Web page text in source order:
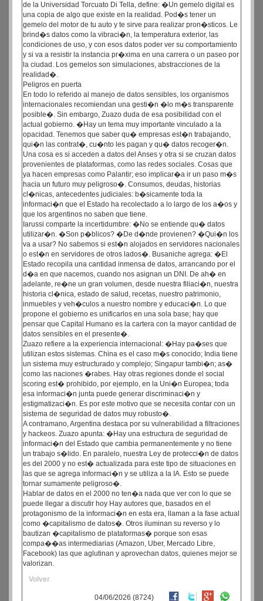
de la Universidad Torcuato Di Tella, define: �Un gemelo digital es
una copia de algo que existe en la realidad. Pod�s tener un
gemelo del motor de tu auto y te sirve para realizar pron�sticos. Le
brind�s datos como la vibraci�n, la temperatura exterior, las
condiciones de uso, y con esos datos poder ver su comportamiento
y si va a resistir la instancia pr�xima en una carrera o un paseo por
la ciudad. Los gemelos son simulaciones, abstracciones de la
realidad�.
Peligros en puerta
En todo lo referido al manejo de datos sensibles, los organismos
internacionales recomiendan una gesti�n �lo m�s transparente
posible�. Sin embargo, Zuazo duda de esa posibilidad con el
actual gobierno. �Hay un tema muy importante vinculado a la
opacidad. Tenemos que saber qu� empresas est�n trabajando,
qui�n las contrat�, cu�nto les pagan y qu� datos recoger�n.
Una cosa es si acceden a datos del Anses y otra si se cruzan datos
provenientes de plataformas, como las redes sociales. Cosas que
ya hacen empresas como Palantir; eso implicar�a ir un paso m�s
hacia un futuro muy peligroso�. Consumos, deudas, historias
cl�nicas, antecedentes judiciales: b�sicamente toda la
informaci�n que el Estado ha recolectado a lo largo de los a�os y
que los argentinos no saben que tiene.
Iarussi comparte la incertidumbre: �No se entiende qu� datos
utilizar�n. �Son p�blicos? �De d�nde provienen? �Qui�n los
va a usar? No sabemos si est�n alojados en servidores nacionales
o est�n en servidores de otros lados�. Busaniche agrega: �El
Estado recopila una cantidad inmensa de datos, arrancando por el
d�a en que nacemos, cuando nos asignan un DNI. De ah� en
adelante, re�ne un gran volumen, desde nuestra filiaci�n, nuestra
historia cl�nica, estado de salud, recetas, nuestro patrimonio,
inmuebles y veh�culos a nuestro nombre y educaci�n. Lo que
propone el gobierno es unificarlos en una sola base; hay que
pensar que Capital Humano es la cartera con la mayor cantidad de
datos sensibles en el presente�.
Zuazo refiere a la experiencia internacional: �Hay pa�ses que
utilizan estos sistemas. China es el caso m�s conocido; India tiene
un sistema muy estructurado y complejo; Singapur tambi�n; as�
como las naciones �rabes. Hay otras regiones donde el social
scoring est� prohibido, por ejemplo, en la Uni�n Europea; toda
esa informaci�n junta puede generar discriminaci�n y
estigmatizaci�n. Es por este motivo que se necesita contar con un
sistema de seguridad de datos muy robusto�.
A contramano, Argentina destaca por su vulnerabilidad a filtraciones
y hackeos. Zuazo apunta: �Hay una estructura de seguridad de
informaci�n del Estado que cambia permanentemente y no tiene
un trabajo s�lido. En paralelo, nuestra Ley de protecci�n de datos
es del 2000 y no est� actualizada para este tipo de situaciones en
las que se agrega informaci�n y se utiliza a la IA. Esto se puede
tornar sumamente peligroso�.
Hablar de datos en el 2000 no ten�a nada que ver con lo que se
puede llegar a discutir hoy Hay autores que, basados en el
protagonismo de la informaci�n en esta era, llaman a la fase actual
como �capitalismo de datos�. Otros iluminan su reverso y lo
bautizan �capitalismo de plataformas� porque son esas
compa��as intermediarias (Amazon, Uber, Mercado Libre,
Facebook) las que aglutinan y aprovechan datos, quienes mejor se
valorizan.
Volver
04/06/2026 (8724)